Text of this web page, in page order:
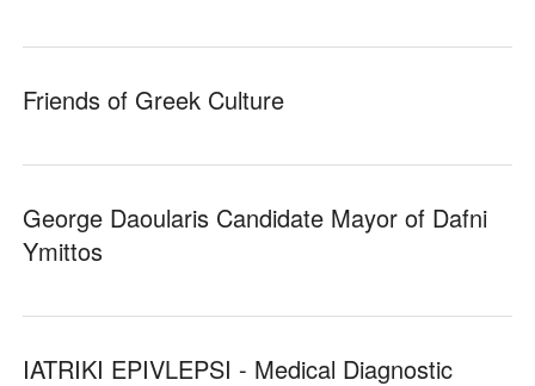
Friends of Greek Culture
George Daoularis Candidate Mayor of Dafni
Ymittos
IATRIKI EPIVLEPSI - Medical Diagnostic